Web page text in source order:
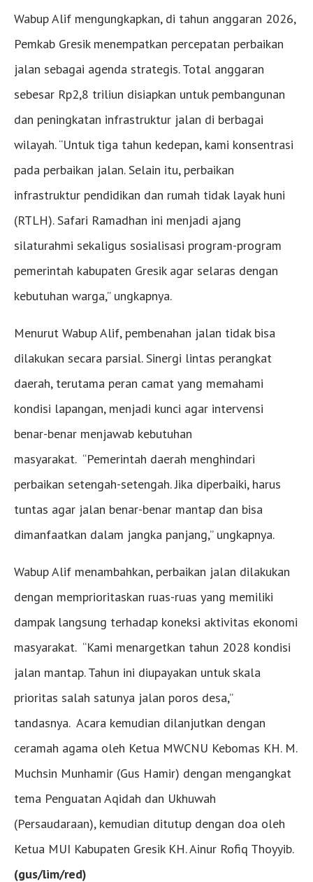
Wabup Alif mengungkapkan, di tahun anggaran 2026,
Pemkab Gresik menempatkan percepatan perbaikan
jalan sebagai agenda strategis. Total anggaran
sebesar Rp2,8 triliun disiapkan untuk pembangunan
dan peningkatan infrastruktur jalan di berbagai
wilayah. “Untuk tiga tahun kedepan, kami konsentrasi
pada perbaikan jalan. Selain itu, perbaikan
infrastruktur pendidikan dan rumah tidak layak huni
(RTLH). Safari Ramadhan ini menjadi ajang
silaturahmi sekaligus sosialisasi program-program
pemerintah kabupaten Gresik agar selaras dengan
kebutuhan warga,” ungkapnya.
Menurut Wabup Alif, pembenahan jalan tidak bisa
dilakukan secara parsial. Sinergi lintas perangkat
daerah, terutama peran camat yang memahami
kondisi lapangan, menjadi kunci agar intervensi
benar-benar menjawab kebutuhan
masyarakat. “Pemerintah daerah menghindari
perbaikan setengah-setengah. Jika diperbaiki, harus
tuntas agar jalan benar-benar mantap dan bisa
dimanfaatkan dalam jangka panjang,” ungkapnya.
Wabup Alif menambahkan, perbaikan jalan dilakukan
dengan memprioritaskan ruas-ruas yang memiliki
dampak langsung terhadap koneksi aktivitas ekonomi
masyarakat. “Kami menargetkan tahun 2028 kondisi
jalan mantap. Tahun ini diupayakan untuk skala
prioritas salah satunya jalan poros desa,”
tandasnya. Acara kemudian dilanjutkan dengan
ceramah agama oleh Ketua MWCNU Kebomas KH. M.
Muchsin Munhamir (Gus Hamir) dengan mengangkat
tema Penguatan Aqidah dan Ukhuwah
(Persaudaraan), kemudian ditutup dengan doa oleh
Ketua MUI Kabupaten Gresik KH. Ainur Rofiq Thoyyib.
(gus/lim/red)